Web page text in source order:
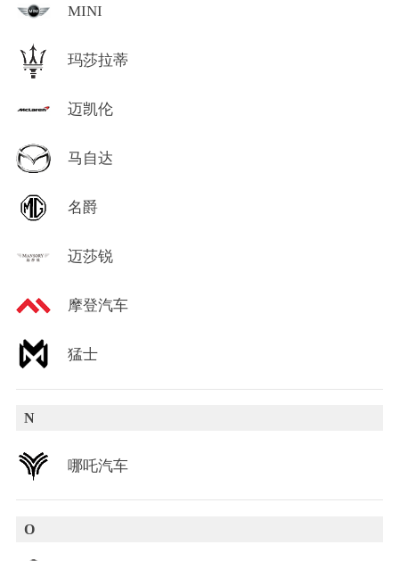
MINI
玛莎拉蒂
迈凯伦
马自达
名爵
迈莎锐
摩登汽车
猛士
N
哪吒汽车
O